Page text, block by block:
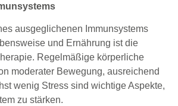
ausgeglichenen Immunsystems
und Ernährung ist die
Regelmäßige körperliche
moderater Bewegung, ausreichend
wenig Stress sind wichtige Aspekte,
zu stärken.